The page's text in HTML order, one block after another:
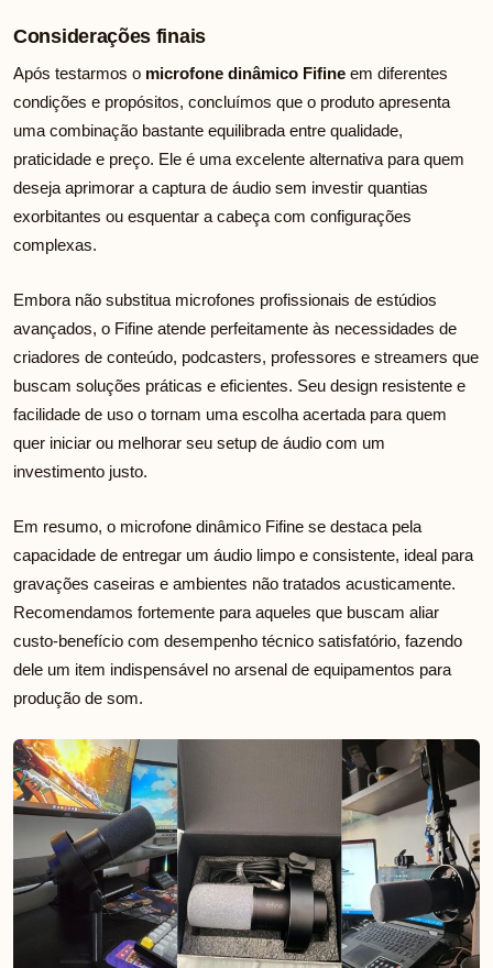
Considerações finais
Após testarmos o microfone dinâmico Fifine em diferentes
condições e propósitos, concluímos que o produto apresenta
uma combinação bastante equilibrada entre qualidade,
praticidade e preço. Ele é uma excelente alternativa para quem
deseja aprimorar a captura de áudio sem investir quantias
exorbitantes ou esquentar a cabeça com configurações
complexas.
Embora não substitua microfones profissionais de estúdios
avançados, o Fifine atende perfeitamente às necessidades de
criadores de conteúdo, podcasters, professores e streamers que
buscam soluções práticas e eficientes. Seu design resistente e
facilidade de uso o tornam uma escolha acertada para quem
quer iniciar ou melhorar seu setup de áudio com um
investimento justo.
Em resumo, o microfone dinâmico Fifine se destaca pela
capacidade de entregar um áudio limpo e consistente, ideal para
gravações caseiras e ambientes não tratados acusticamente.
Recomendamos fortemente para aqueles que buscam aliar
custo-benefício com desempenho técnico satisfatório, fazendo
dele um item indispensável no arsenal de equipamentos para
produção de som.